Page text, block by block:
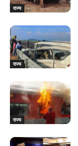
राज्य
राज्य
राज्य